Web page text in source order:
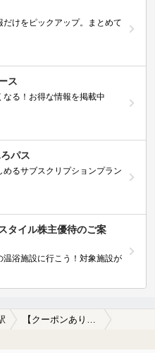
だけをピックアップ。まとめて
ス
る！お得な情報を掲載中
パス
るサブスクリプションプラン
タイル株主優待のご案
温浴施設に行こう！対象施設が